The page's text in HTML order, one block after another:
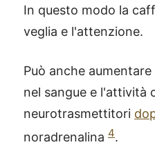
In questo modo la
veglia e l'attenzione.
Può anche
nel sangue e l'attività
neurotrasmettitori
noradrenalina 4.